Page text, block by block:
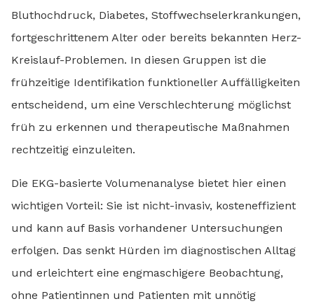
Bluthochdruck, Diabetes, Stoffwechselerkrankungen,
fortgeschrittenem Alter oder bereits bekannten Herz-
Kreislauf-Problemen. In diesen Gruppen ist die
frühzeitige Identifikation funktioneller Auffälligkeiten
entscheidend, um eine Verschlechterung möglichst
früh zu erkennen und therapeutische Maßnahmen
rechtzeitig einzuleiten.
Die EKG-basierte Volumenanalyse bietet hier einen
wichtigen Vorteil: Sie ist nicht-invasiv, kosteneffizient
und kann auf Basis vorhandener Untersuchungen
erfolgen. Das senkt Hürden im diagnostischen Alltag
und erleichtert eine engmaschigere Beobachtung,
ohne Patientinnen und Patienten mit unnötig